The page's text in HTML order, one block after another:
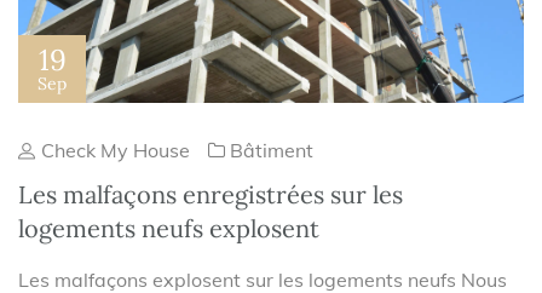
19
Sep
Check My House Bâtiment
Les malfaçons enregistrées sur les
logements neufs explosent
Les malfaçons explosent sur les logements neufs Nous